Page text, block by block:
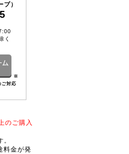
プ）
く
※
ご対応
のご購入
料金が発